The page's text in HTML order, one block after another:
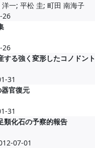
一; 平松 圭; 町田 南海子
26
26
る強く変形したコノドント
31
官復元
31
類化石の予察的報告
07-01